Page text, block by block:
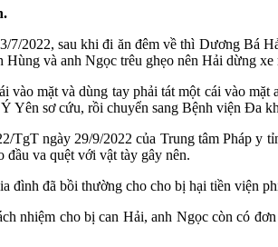
7/2022, sau khi đi ăn đêm về thì Dương
và anh Ngọc trêu ghẹo nên Hải dừng
vào mặt và dùng tay phải tát một cái vào
Yên sơ cứu, rồi chuyển sang Bệnh viện Đa
TgT ngày 29/9/2022 của Trung tâm Pháp y
đầu va quệt với vật tày gây nên.
đình đã bồi thường cho cho bị hại tiền viện
nhiệm cho bị can Hải, anh Ngọc còn có